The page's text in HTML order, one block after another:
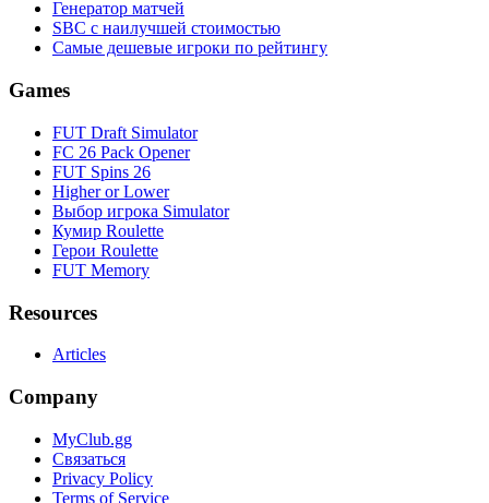
Генератор матчей
SBC с наилучшей стоимостью
Самые дешевые игроки по рейтингу
Games
FUT Draft Simulator
FC 26 Pack Opener
FUT Spins 26
Higher or Lower
Выбор игрока Simulator
Кумир Roulette
Герои Roulette
FUT Memory
Resources
Articles
Company
MyClub.gg
Связаться
Privacy Policy
Terms of Service